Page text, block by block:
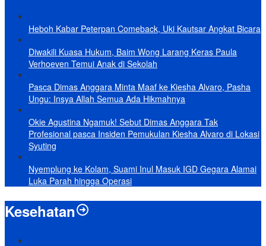
Heboh Kabar Peterpan Comeback, Uki Kautsar Angkat Bicara
Diwakili Kuasa Hukum, Baim Wong Larang Keras Paula
Verhoeven Temui Anak di Sekolah
Pasca Dimas Anggara Minta Maaf ke Kiesha Alvaro, Pasha
Ungu: Insya Allah Semua Ada Hikmahnya
Okie Agustina Ngamuk! Sebut Dimas Anggara Tak
Profesional pasca Insiden Pemukulan Kiesha Alvaro di Lokasi
Syuting
Nyemplung ke Kolam, Suami Inul Masuk IGD Gegara Alamai
Luka Parah hingga Operasi
Kesehatan